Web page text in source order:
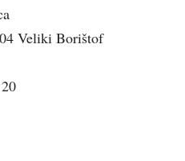
Veliki Borištof